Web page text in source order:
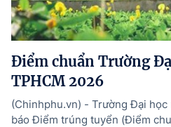
Điểm chuẩn Trường
TPHCM 2026
(Chinhphu.vn) - Trường Đại học
báo Điểm trúng tuyển (Điểm